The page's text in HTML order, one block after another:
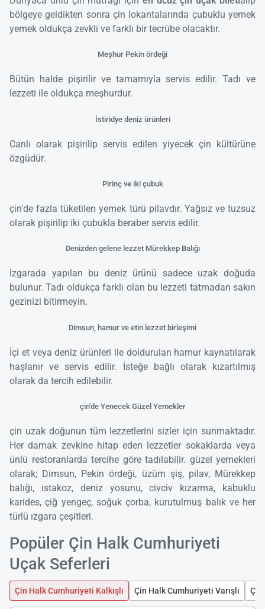
bölgeye geldikten sonra çin lokantalarında çubuklu yemek
yemek oldukça zevkli ve farklı bir tecrübe olacaktır.
Meşhur Pekin ördeği
Bütün halde pişirilir ve tamamıyla servis edilir. Tadı ve
lezzeti ile oldukça meşhurdur.
İstiridye deniz ürünleri
Canlı olarak pişirilip servis edilen yiyecek çin kültürüne
özgüdür.
Pirinç ve iki çubuk
çin'de fazla tüketilen yemek türü pilavdır. Yağsız ve tuzsuz
olarak pişirilip iki çubukla beraber servis edilir.
Denizden gelene lezzet Mürekkep Balığı
Izgarada yapılan bu deniz ürünü sadece uzak doğuda
bulunur. Tadı oldukça farklı olan bu lezzeti tatmadan sakın
gezinizi bitirmeyin.
Dimsun, hamur ve etin lezzet birleşimi
İçi et veya deniz ürünleri ile doldurulan hamur kaynatılarak
haşlanır ve servis edilir. İsteğe bağlı olarak kızartılmış
olarak da tercih edilebilir.
çin'de Yenecek Güzel Yemekler
çin uzak doğunun tüm lezzetlerini sizler için sunmaktadır.
Her damak zevkine hitap eden lezzetler sokaklarda veya
ünlü restoranlarda tercihe göre tadılabilir. güzel yemekleri
olarak; Dimsun, Pekin ördeği, üzüm şiş, pilav, Mürekkep
balığı, ıstakoz, deniz yosunu, civciv kızarma, kabuklu
karides, çiğ yengeç, soğuk çorba, kurutulmuş balık ve her
türlü ızgara çeşitleri.
Popüler Çin Halk Cumhuriyeti
Uçak Seferleri
Çin Halk Cumhuriyeti Kalkışlı Çin Halk Cumhuriyeti Varışlı Çin